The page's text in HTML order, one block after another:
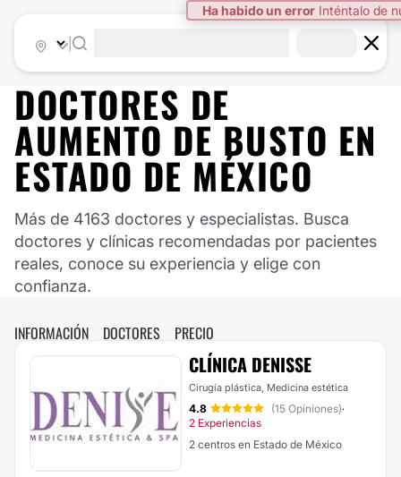
DOCTORES DE
AUMENTO DE BUSTO EN
ESTADO DE MÉXICO
Más de 4163 doctores y especialistas. Busca
doctores y clínicas recomendadas por pacientes
reales, conoce su experiencia y elige con
confianza.
INFORMACIÓN DOCTORES PRECIO
CLÍNICA DENISSE
Cirugía plástica, Medicina estética
4.8 (15 Opiniones)·
2 Experiencias
2 centros en Estado de México